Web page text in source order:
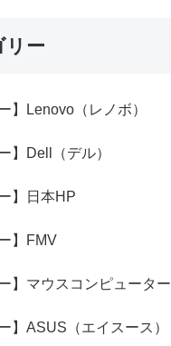
リー
】Lenovo（レノボ）
】Dell（デル）
】日本HP
】FMV
】マウスコンピューター
】ASUS（エイスース）